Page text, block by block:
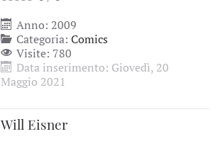
Anno: 2009
Categoria: Comics
Visite: 780
Data inserimento: Giovedì, 20
Maggio 2021
Will Eisner